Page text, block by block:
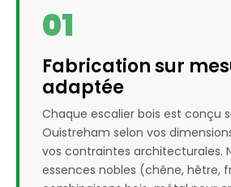
01
Fabrication sur
adaptée
Chaque escalier bois est conçu
Ouistreham selon vos
vos contraintes architecturales.
essences nobles (chêne, hêtre,